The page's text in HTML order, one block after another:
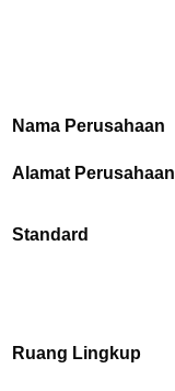
Nama Perusahaan
Alamat Perusahaan
Standard
Ruang Lingkup